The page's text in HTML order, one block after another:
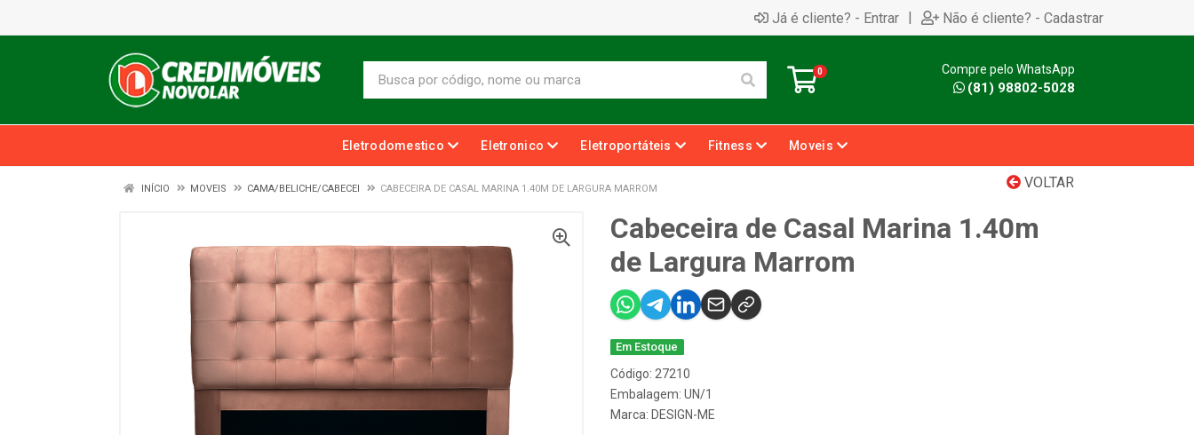
Já é cliente? - Entrar | Não é cliente? - Cadastrar
0 Compre pelo WhatsApp
(81) 98802-5028
Eletrodomestico Eletronico Eletroportáteis Fitness Moveis
VOLTAR
INÍCIO MOVEIS CAMA/BELICHE/CABECEI CABECEIRA DE CASAL MARINA 1.40M DE LARGURA MARROM
Cabeceira de Casal Marina 1.40m
de Largura Marrom
Em Estoque
Código: 27210
Embalagem: UN/1
Marca: DESIGN-ME